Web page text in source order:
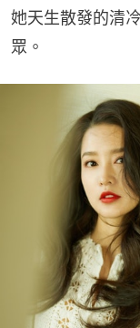
她天生散發的清
眾。